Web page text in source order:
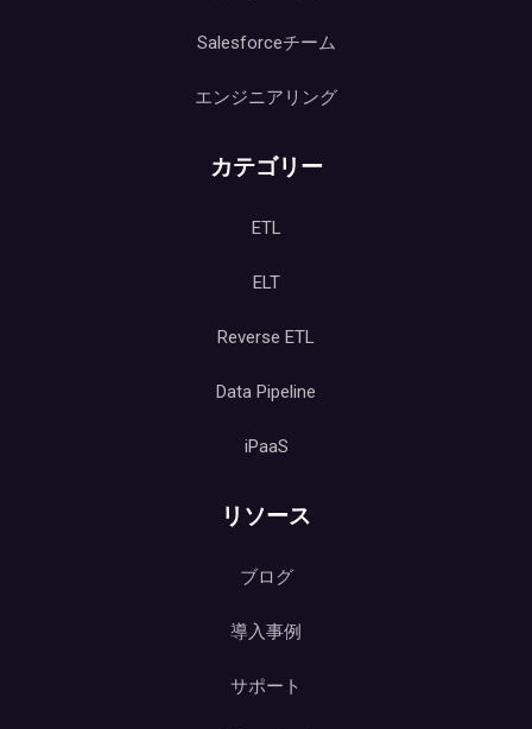
Salesforceチーム
エンジニアリング
カテゴリー
ETL
ELT
Reverse ETL
Data Pipeline
iPaaS
リソース
ブログ
導入事例
サポート